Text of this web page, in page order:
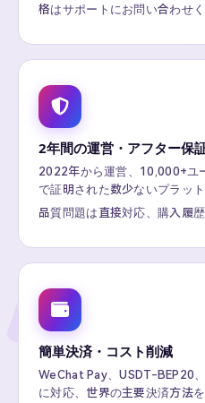
格はサポートにお問い合わせく
2年間の運営・アフター保
2022年から運営、10,000+ユ
で証明された数少ないプラット
品質問題は直接対応、購入履
簡単決済・コスト削減
WeChat Pay、USDT-BEP20
に対応、世界の主要決済方法を